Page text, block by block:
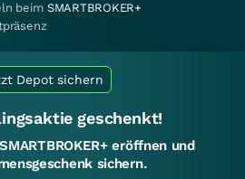
beim SMARTBROKER+
Depot sichern
geschenkt!
eröffnen und
sichern.